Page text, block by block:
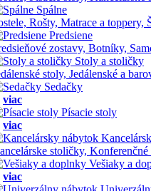
Spálne
Rošty, Matrace a toppery,
Predsiene
zostavy, Botníky,
Stoly a stoličky
stoly, Jedálenské a
Sedačky
viac
Písacie stoly
viac
stoličky,
Vešiaky a
viac